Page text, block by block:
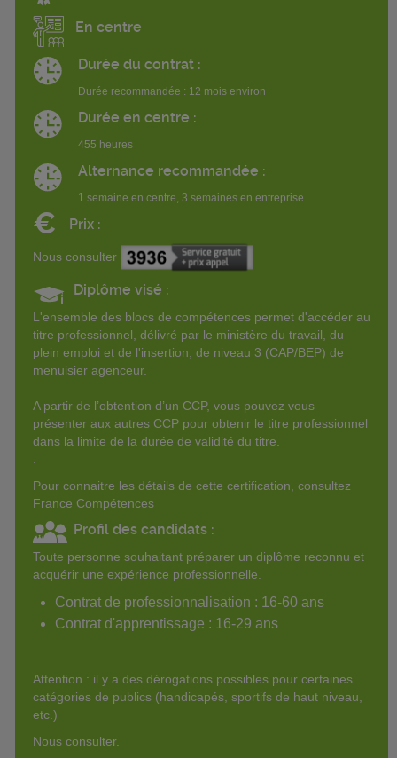
En centre
Durée du contrat :
Durée recommandée : 12 mois environ
Durée en centre :
455 heures
Alternance recommandée :
1 semaine en centre, 3 semaines en entreprise
€ Prix :
Nous consulter
Diplôme visé :
L'ensemble des blocs de compétences permet d'accéder au
titre professionnel, délivré par le ministère du travail, du
plein emploi et de l'insertion, de niveau 3 (CAP/BEP) de
menuisier agenceur.
A partir de l’obtention d’un CCP, vous pouvez vous
présenter aux autres CCP pour obtenir le titre professionnel
dans la limite de la durée de validité du titre.
Pour connaitre les détails de cette certification, consultez
France Compétences
Profil des candidats :
Toute personne souhaitant préparer un diplôme reconnu et
acquérir une expérience professionnelle.
Contrat de professionnalisation : 16-60 ans
Contrat d'apprentissage : 16-29 ans
Attention : il y a des dérogations possibles pour certaines
catégories de publics (handicapés, sportifs de haut niveau,
etc.)
Nous consulter.